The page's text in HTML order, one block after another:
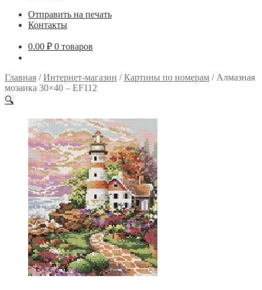
Отправить на печать
Контакты
0.00 ₽ 0 товаров
Главная /Интернет-магазин /Картины по номерам / Алмазная
мозаика 30×40 – EF112
🔍